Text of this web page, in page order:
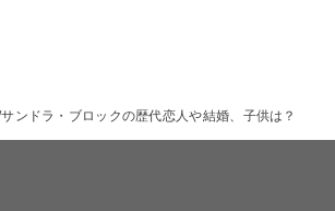
サンドラ・ブロックの歴代恋人や結婚、子供は？